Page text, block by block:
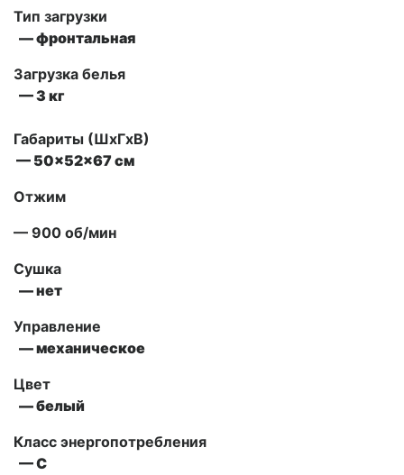
Тип загрузки
— фронтальная
Загрузка белья
— 3 кг
Габариты (ШxГxВ)
— 50x52x67 см
Отжим
— 900 об/мин
Сушка
— нет
Управление
— механическое
Цвет
— белый
Класс энергопотребления
— С